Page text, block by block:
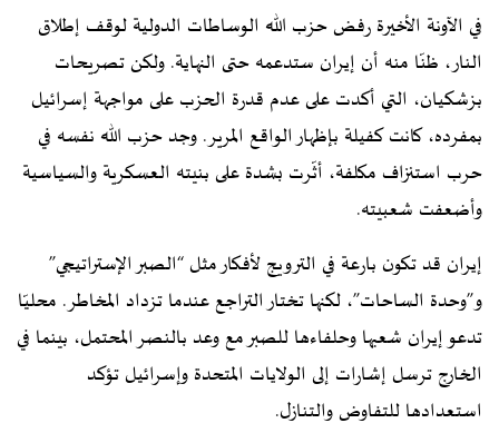
في الآونة الأخيرة رفض حزب الله الوساطات الدولية لوقف إطلاق
النار، ظنّا منه أن إيران ستدعمه حتى النهاية. ولكن تصريحات
بزشكيان، التي أكدت على عدم قدرة الحزب على مواجهة إسرائيل
بمفرده، كانت كفيلة بإظهار الواقع المرير. وجد حزب الله نفسه في
حرب استنزاف مكلفة، أثّرت بشدة على بنيته العسكرية والسياسية
وأضعفت شعبيته.
إيران قد تكون بارعة في الترويج لأفكار مثل “الصبر الإستراتيجي”
و”وحدة الساحات”، لكنها تختار التراجع عندما تزداد المخاطر. محليّا
تدعو إيران شعبها وحلفاءها للصبر مع وعد بالنصر المحتمل، بينما في
الخارج ترسل إشارات إلى الولايات المتحدة وإسرائيل تؤكد
استعدادها للتفاوض والتنازل.